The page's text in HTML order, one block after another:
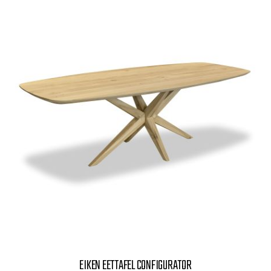
EIKEN EETTAFEL CONFIGURATOR